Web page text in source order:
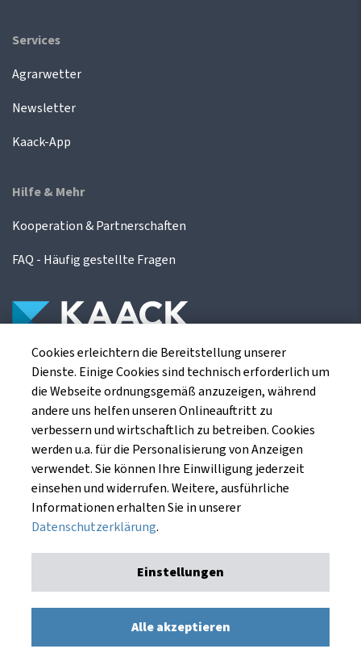
Services
Agrarwetter
Newsletter
Kaack-App
Hilfe & Mehr
Kooperation & Partnerschaften
FAQ - Häufig gestellte Fragen
Die Kaack Terminhandel GmbH ist ein
Finanzdienstleistungsinstitut für die europäischen
Agrarterminbörsen.
Kaack Terminhandel GmbH
Am Markt 8
49661 Cloppenburg
Datenschutzerklärung
Cookies erleichtern die Bereitstellung unserer
Dienste. Einige Cookies sind technisch erforderlich um
die Webseite ordnungsgemäß anzuzeigen, während
andere uns helfen unseren Onlineauftritt zu
verbessern und wirtschaftlich zu betreiben. Cookies
werden u.a. für die Personalisierung von Anzeigen
verwendet. Sie können Ihre Einwilligung jederzeit
einsehen und widerrufen. Weitere, ausführliche
Informationen erhalten Sie in unserer
Datenschutzerklärung.
Einstellungen
Alle akzeptieren